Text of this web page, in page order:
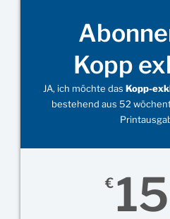
Kopp
JA, ich möchte dasKopp-
bestehend aus 52
€